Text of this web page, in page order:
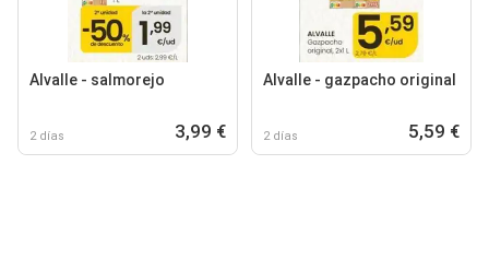
Alvalle - salmorejo
2 días 3,99 €
Alvalle - gazpacho original
2 días 5,59 €